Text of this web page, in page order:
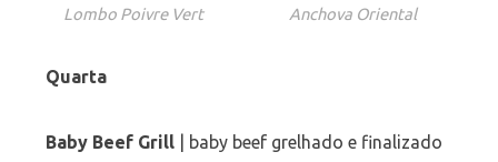
Lombo Poivre Vert Anchova Oriental
Quarta
Baby Beef Grill| baby beef grelhado e finalizado